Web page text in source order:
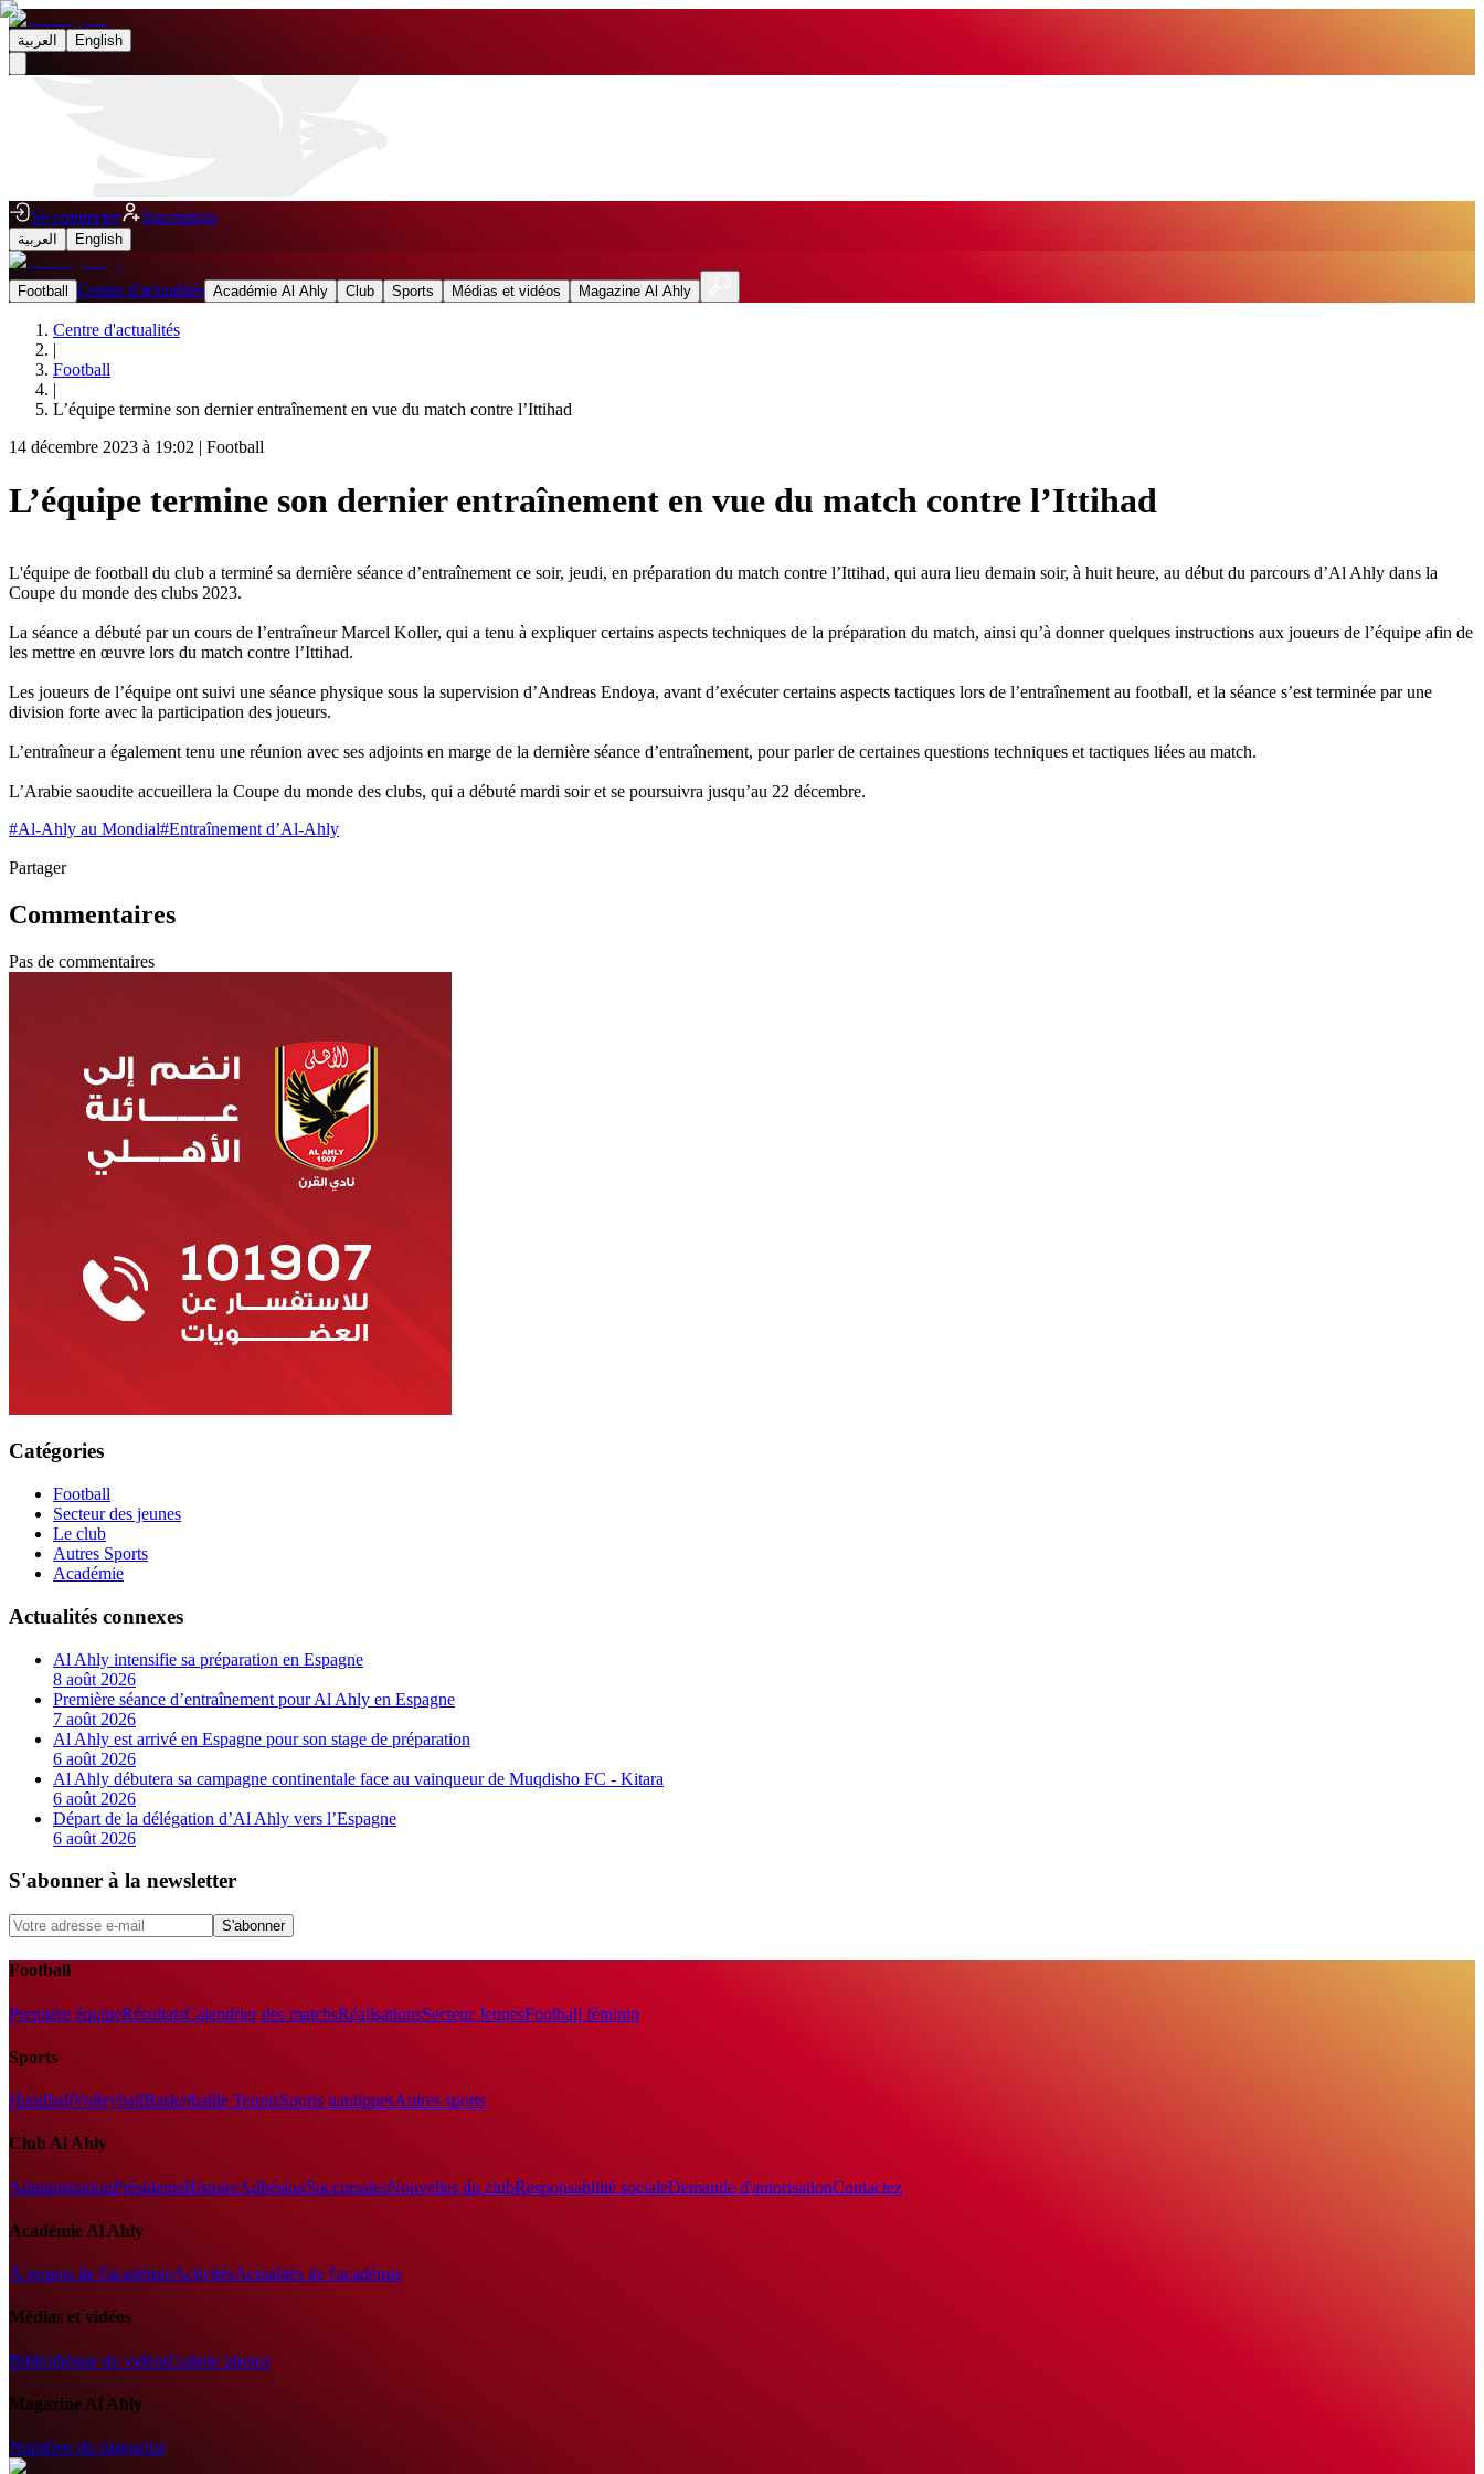
العربية English
Se connecter Inscription
العربية English
Football Centre d'actualités Académie Al Ahly Club Sports Médias et vidéos Magazine Al Ahly
Centre d'actualités
|
Football
|
L’équipe termine son dernier entraînement en vue du match contre l’Ittihad
14 décembre 2023 à 19:02 | Football
L’équipe termine son dernier entraînement en vue du match contre l’Ittihad
L'équipe de football du club a terminé sa dernière séance d’entraînement ce soir, jeudi, en préparation du match contre l’Ittihad, qui aura lieu demain soir, à huit heure, au début du parcours d’Al Ahly dans la
Coupe du monde des clubs 2023.
La séance a débuté par un cours de l’entraîneur Marcel Koller, qui a tenu à expliquer certains aspects techniques de la préparation du match, ainsi qu’à donner quelques instructions aux joueurs de l’équipe afin de
les mettre en œuvre lors du match contre l’Ittihad.
Les joueurs de l’équipe ont suivi une séance physique sous la supervision d’Andreas Endoya, avant d’exécuter certains aspects tactiques lors de l’entraînement au football, et la séance s’est terminée par une
division forte avec la participation des joueurs.
L’entraîneur a également tenu une réunion avec ses adjoints en marge de la dernière séance d’entraînement, pour parler de certaines questions techniques et tactiques liées au match.
L’Arabie saoudite accueillera la Coupe du monde des clubs, qui a débuté mardi soir et se poursuivra jusqu’au 22 décembre.
#Al-Ahly au Mondial#Entraînement d’Al-Ahly
Partager
Commentaires
Pas de commentaires
Catégories
Football
Secteur des jeunes
Le club
Autres Sports
Académie
Actualités connexes
Al Ahly intensifie sa préparation en Espagne
8 août 2026
Première séance d’entraînement pour Al Ahly en Espagne
7 août 2026
Al Ahly est arrivé en Espagne pour son stage de préparation
6 août 2026
Al Ahly débutera sa campagne continentale face au vainqueur de Muqdisho FC - Kitara
6 août 2026
Départ de la délégation d’Al Ahly vers l’Espagne
6 août 2026
S'abonner à la newsletter
S'abonner
Football
Première équipeRésultatsCalendrier des matchsRéalisationsSecteur JeunesFootball féminin
Sports
HandballVolleyballBasketballle TennisSports nautiquesAutres sports
Club Al Ahly
AdministrationPrésidentsHistoireAdhésionSuccursalesNouvelles du clubResponsabilité socialeDemande d'autorisationContactez
Académie Al Ahly
À propos de l'académieActivitésActualités de l'académie
Médias et vidéos
Bibliothèque de vidéosGalerie photos
Magazine Al Ahly
Numéros du magazine